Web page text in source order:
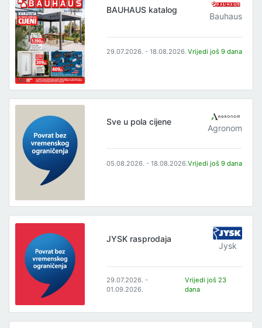
BAUHAUS katalog
Bauhaus
29.07.2026. - 18.08.2026. Vrijedi još 9 dana
Sve u pola cijene
Agronom
05.08.2026. - 18.08.2026.Vrijedi još 9 dana
JYSK rasprodaja
Jysk
29.07.2026. -
01.09.2026.
Vrijedi još 23
dana